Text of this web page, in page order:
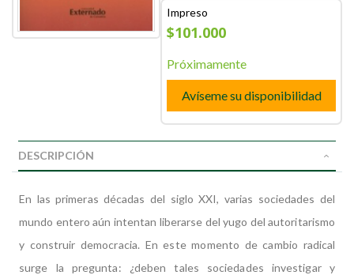
Impreso
$101.000
Próximamente
Avíseme su disponibilidad
DESCRIPCIÓN
En las primeras décadas del siglo XXI, varias sociedades del
mundo entero aún intentan liberarse del yugo del autoritarismo
y construir democracia. En este momento de cambio radical
surge la pregunta: ¿deben tales sociedades investigar y